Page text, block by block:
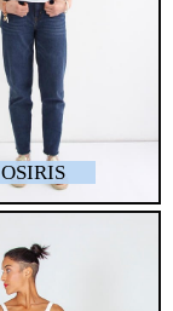
OSIRIS